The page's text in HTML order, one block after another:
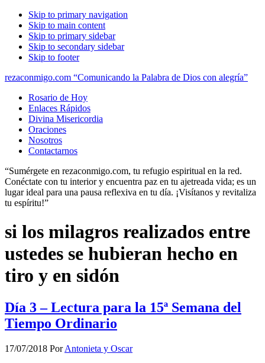
Skip to primary navigation
Skip to main content
Skip to primary sidebar
Skip to secondary sidebar
Skip to footer
rezaconmigo.com “Comunicando la Palabra de Dios con alegría”
Rosario de Hoy
Enlaces Rápidos
Divina Misericordia
Oraciones
Nosotros
Contactarnos
“Sumérgete en rezaconmigo.com, tu refugio espiritual en la red.
Conéctate con tu interior y encuentra paz en tu ajetreada vida; es un
lugar ideal para una pausa reflexiva en tu día. ¡Visítanos y revitaliza
tu espíritu!”
si los milagros realizados entre
ustedes se hubieran hecho en
tiro y en sidón
Día 3 – Lectura para la 15ª Semana del
Tiempo Ordinario
17/07/2018 PorAntonieta y Oscar